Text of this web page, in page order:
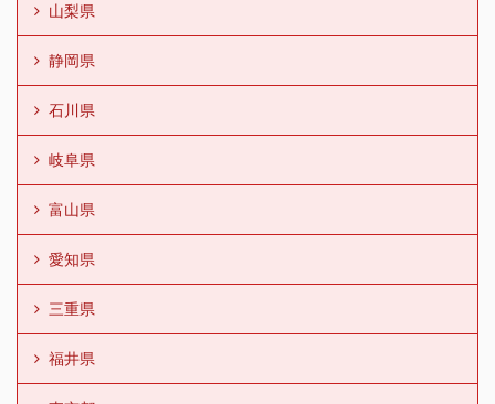
山梨県
静岡県
石川県
岐阜県
富山県
愛知県
三重県
福井県